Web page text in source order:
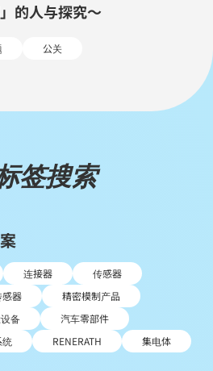
的人与探究～
公关
签搜索
连接器
传感器
感器
精密模制产品
备
汽车零部件
统 RENERATH 集电体